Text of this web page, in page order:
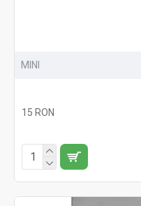
MINI
15 RON